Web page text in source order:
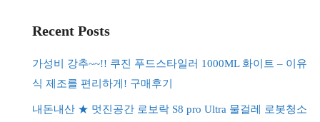
Recent Posts
가성비 강추~~!! 쿠진 푸드스타일러 1000ML 화이트 – 이유
식 제조를 편리하게! 구매후기
내돈내산 ★ 멋진공간 로보락 S8 pro Ultra 물걸레 로봇청소